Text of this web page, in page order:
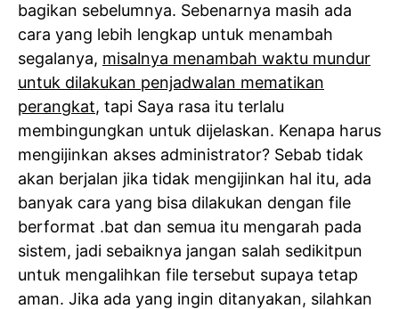
bagikan sebelumnya. Sebenarnya masih ada
cara yang lebih lengkap untuk menambah
segalanya, misalnya menambah waktu mundur
untuk dilakukan penjadwalan mematikan
perangkat, tapi Saya rasa itu terlalu
membingungkan untuk dijelaskan. Kenapa harus
mengijinkan akses administrator? Sebab tidak
akan berjalan jika tidak mengijinkan hal itu, ada
banyak cara yang bisa dilakukan dengan file
berformat .bat dan semua itu mengarah pada
sistem, jadi sebaiknya jangan salah sedikitpun
untuk mengalihkan file tersebut supaya tetap
aman. Jika ada yang ingin ditanyakan, silahkan